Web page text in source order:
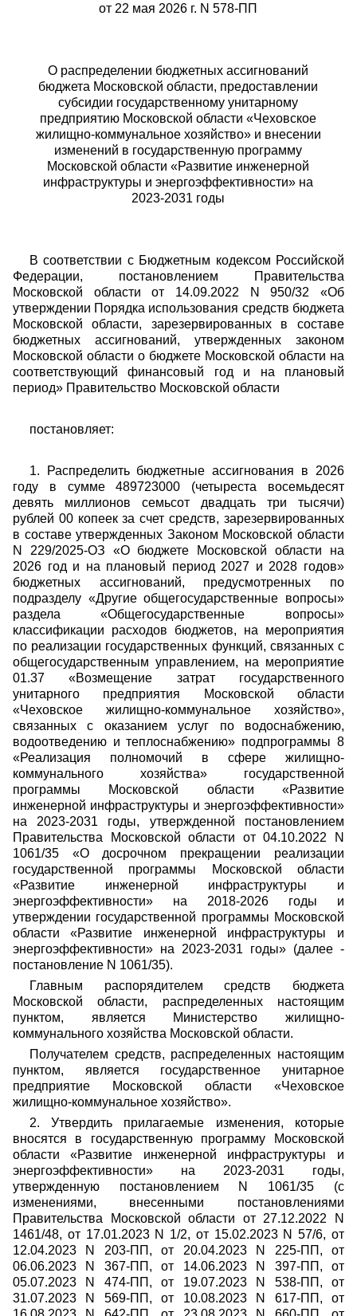
от 22 мая 2026 г. N 578-ПП
О распределении бюджетных ассигнований
бюджета Московской области, предоставлении
субсидии государственному унитарному
предприятию Московской области «Чеховское
жилищно-коммунальное хозяйство» и внесении
изменений в государственную программу
Московской области «Развитие инженерной
инфраструктуры и энергоэффективности» на
2023-2031 годы
В соответствии с Бюджетным кодексом Российской
Федерации, постановлением Правительства
Московской области от 14.09.2022 N 950/32 «Об
утверждении Порядка использования средств бюджета
Московской области, зарезервированных в составе
бюджетных ассигнований, утвержденных законом
Московской области о бюджете Московской области на
соответствующий финансовый год и на плановый
период» Правительство Московской области
постановляет:
1. Распределить бюджетные ассигнования в 2026
году в сумме 489723000 (четыреста восемьдесят
девять миллионов семьсот двадцать три тысячи)
рублей 00 копеек за счет средств, зарезервированных
в составе утвержденных Законом Московской области
N 229/2025-ОЗ «О бюджете Московской области на
2026 год и на плановый период 2027 и 2028 годов»
бюджетных ассигнований, предусмотренных по
подразделу «Другие общегосударственные вопросы»
раздела «Общегосударственные вопросы»
классификации расходов бюджетов, на мероприятия
по реализации государственных функций, связанных с
общегосударственным управлением, на мероприятие
01.37 «Возмещение затрат государственного
унитарного предприятия Московской области
«Чеховское жилищно-коммунальное хозяйство»,
связанных с оказанием услуг по водоснабжению,
водоотведению и теплоснабжению» подпрограммы 8
«Реализация полномочий в сфере жилищно-
коммунального хозяйства» государственной
программы Московской области «Развитие
инженерной инфраструктуры и энергоэффективности»
на 2023-2031 годы, утвержденной постановлением
Правительства Московской области от 04.10.2022 N
1061/35 «О досрочном прекращении реализации
государственной программы Московской области
«Развитие инженерной инфраструктуры и
энергоэффективности» на 2018-2026 годы и
утверждении государственной программы Московской
области «Развитие инженерной инфраструктуры и
энергоэффективности» на 2023-2031 годы» (далее -
постановление N 1061/35).
Главным распорядителем средств бюджета
Московской области, распределенных настоящим
пунктом, является Министерство жилищно-
коммунального хозяйства Московской области.
Получателем средств, распределенных настоящим
пунктом, является государственное унитарное
предприятие Московской области «Чеховское
жилищно-коммунальное хозяйство».
2. Утвердить прилагаемые изменения, которые
вносятся в государственную программу Московской
области «Развитие инженерной инфраструктуры и
энергоэффективности» на 2023-2031 годы,
утвержденную постановлением N 1061/35 (с
изменениями, внесенными постановлениями
Правительства Московской области от 27.12.2022 N
1461/48, от 17.01.2023 N 1/2, от 15.02.2023 N 57/6, от
12.04.2023 N 203-ПП, от 20.04.2023 N 225-ПП, от
06.06.2023 N 367-ПП, от 14.06.2023 N 397-ПП, от
05.07.2023 N 474-ПП, от 19.07.2023 N 538-ПП, от
31.07.2023 N 569-ПП, от 10.08.2023 N 617-ПП, от